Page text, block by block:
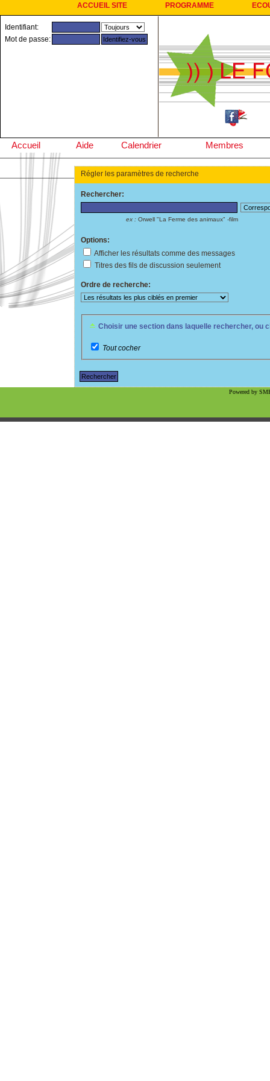
ACCUEIL SITE PROGRAMME
Identifiant:
Mot de passe:
Accueil Aide Calendrier Membres
Régler les paramètres de recherche
Rechercher:
ex : Orwell "La Ferme des animaux" -film
Options:
Afficher les résultats comme des messages
Titres des fils de discussion seulement
Ordre de recherche:
Choisir une section dans laquelle rechercher, ou
Tout cocher
Powered by